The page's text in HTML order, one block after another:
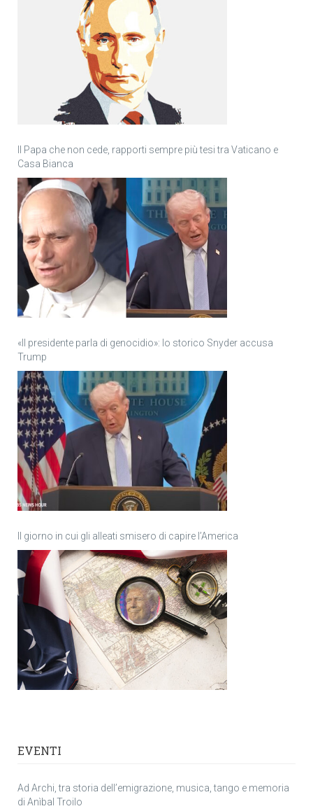
Il Papa che non cede, rapporti sempre più tesi tra Vaticano e
Casa Bianca
«Il presidente parla di genocidio»: lo storico Snyder accusa
Trump
Il giorno in cui gli alleati smisero di capire l’America
EVENTI
Ad Archi, tra storia dell’emigrazione, musica, tango e memoria
di Anìbal Troilo